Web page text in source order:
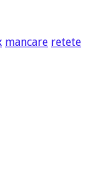
mancare retete